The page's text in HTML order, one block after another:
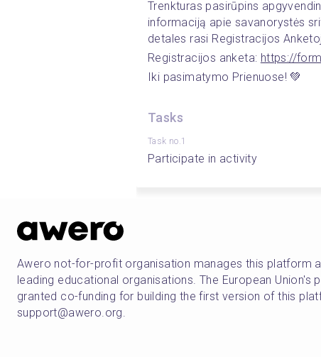
Trenkturas pasirūpins
informaciją apie savanorystės
detales rasi Registracijos
Registracijos anketa: https://
Iki pasimatymo Prienuose! 💚
Tasks
Task no.1
Participate in activity
Awero not-for-profit organisation manages this platform
leading educational organisations. The European Union's
granted co-funding for building the first version of this
support@awero.org.